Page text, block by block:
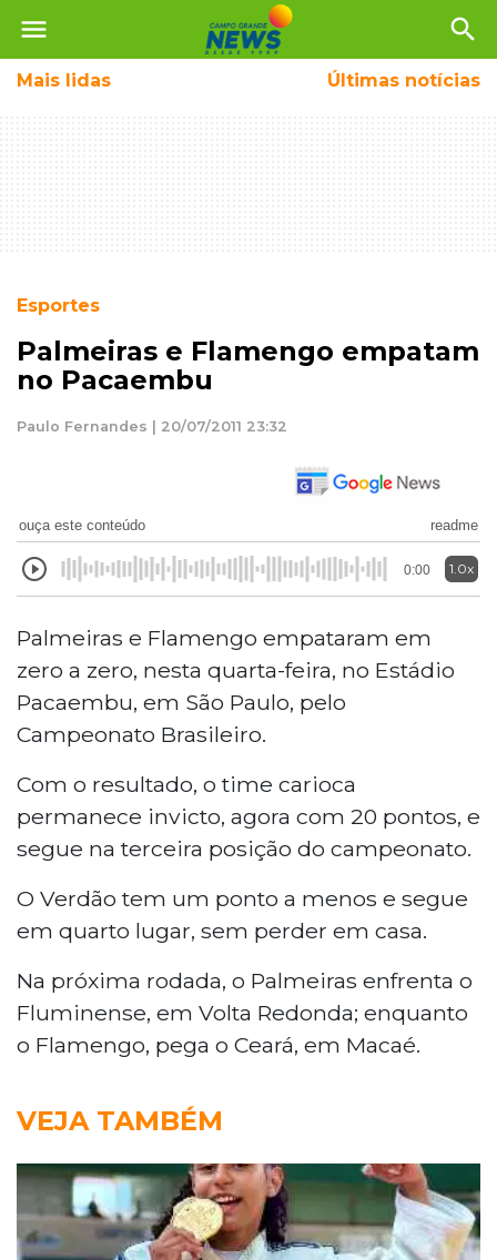
menu search
Mais lidas Últimas notícias
Esportes
Palmeiras e Flamengo empatam
no Pacaembu
Paulo Fernandes | 20/07/2011 23:32
ouça este conteúdo readme
0:00 1.0x
Palmeiras e Flamengo empataram em
zero a zero, nesta quarta-feira, no Estádio
Pacaembu, em São Paulo, pelo
Campeonato Brasileiro.
Com o resultado, o time carioca
permanece invicto, agora com 20 pontos, e
segue na terceira posição do campeonato.
O Verdão tem um ponto a menos e segue
em quarto lugar, sem perder em casa.
Na próxima rodada, o Palmeiras enfrenta o
Fluminense, em Volta Redonda; enquanto
o Flamengo, pega o Ceará, em Macaé.
VEJA TAMBÉM